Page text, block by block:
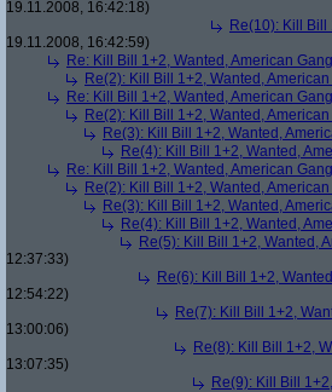
19.11.2008, 16:42:18)
Re(10): Kill Bill
19.11.2008, 16:42:59)
Re: Kill Bill 1+2, Wanted, American
Re(2): Kill Bill 1+2, Wanted,
Re: Kill Bill 1+2, Wanted, American
Re(2): Kill Bill 1+2, Wanted,
Re(3): Kill Bill 1+2, Wanted,
Re(4): Kill Bill 1+2, Wanted,
Re: Kill Bill 1+2, Wanted, American
Re(2): Kill Bill 1+2, Wanted,
Re(3): Kill Bill 1+2, Wanted,
Re(4): Kill Bill 1+2, Wanted,
Re(5): Kill Bill 1+2, Wanted,
12:37:33)
Re(6): Kill Bill 1+2,
12:54:22)
Re(7): Kill Bill 1+2,
13:00:06)
Re(8): Kill Bill 1+2,
13:07:35)
Re(9): Kill Bill